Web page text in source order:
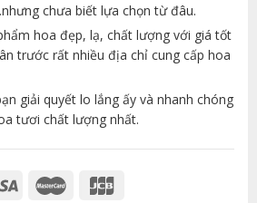
chưa biết lựa chọn từ đâu.
hoa đẹp, lạ, chất lượng với giá tốt
trước rất nhiều địa chỉ cung cấp hoa
giải quyết lo lắng ấy và nhanh chóng
tươi chất lượng nhất.